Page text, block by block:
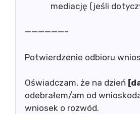
mediację (jeśli
——————–
Potwierdzenie odbioru
Oświadczam, że na dzień
odebrałem/am od
wniosek o rozwód.